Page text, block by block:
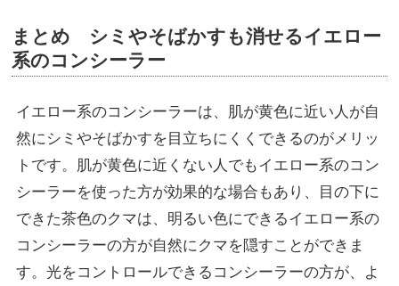
まとめ シミやそばかすも消せるイエロー
系のコンシーラー
イエロー系のコンシーラーは、肌が黄色に近い人が自
然にシミやそばかすを目立ちにくくできるのがメリッ
トです。肌が黄色に近くない人でもイエロー系のコン
シーラーを使った方が効果的な場合もあり、目の下に
できた茶色のクマは、明るい色にできるイエロー系の
コンシーラーの方が自然にクマを隠すことができま
す。光をコントロールできるコンシーラーの方が、よ